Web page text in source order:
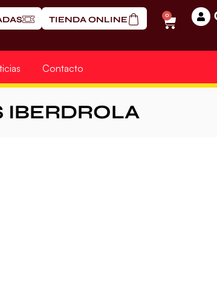
TIENDA ONLINE 0
Contacto
IBERDROLA